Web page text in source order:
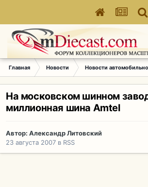
Главная Новости Новости
На московском шинном
миллионная шина Amtel
Автор: Александр Литовский
23 августа 2007 в RSS